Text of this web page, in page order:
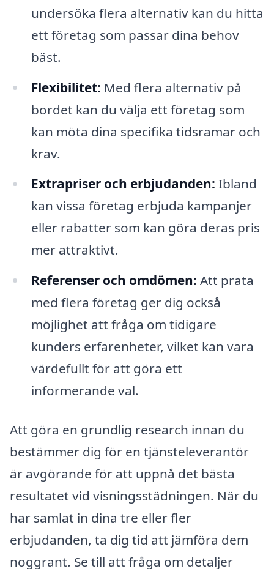
undersöka flera alternativ kan du hitta
ett företag som passar dina behov
bäst.
Flexibilitet: Med flera alternativ på
bordet kan du välja ett företag som
kan möta dina specifika tidsramar och
krav.
Extrapriser och erbjudanden: Ibland
kan vissa företag erbjuda kampanjer
eller rabatter som kan göra deras pris
mer attraktivt.
Referenser och omdömen: Att prata
med flera företag ger dig också
möjlighet att fråga om tidigare
kunders erfarenheter, vilket kan vara
värdefullt för att göra ett
informerande val.
Att göra en grundlig research innan du
bestämmer dig för en tjänsteleverantör
är avgörande för att uppnå det bästa
resultatet vid visningsstädningen. När du
har samlat in dina tre eller fler
erbjudanden, ta dig tid att jämföra dem
noggrant. Se till att fråga om detaljer